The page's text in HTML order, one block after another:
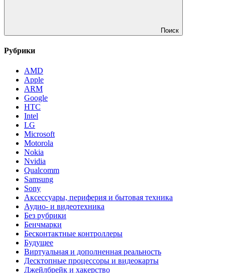
Поиск
Рубрики
AMD
Apple
ARM
Google
HTC
Intel
LG
Microsoft
Motorola
Nokia
Nvidia
Qualcomm
Samsung
Sony
Аксессуары, периферия и бытовая техника
Аудио- и видеотехника
Без рубрики
Бенчмарки
Бесконтактные контроллеры
Будущее
Виртуальная и дополненная реальность
Десктопные процессоры и видеокарты
Джейлбрейк и хакерство